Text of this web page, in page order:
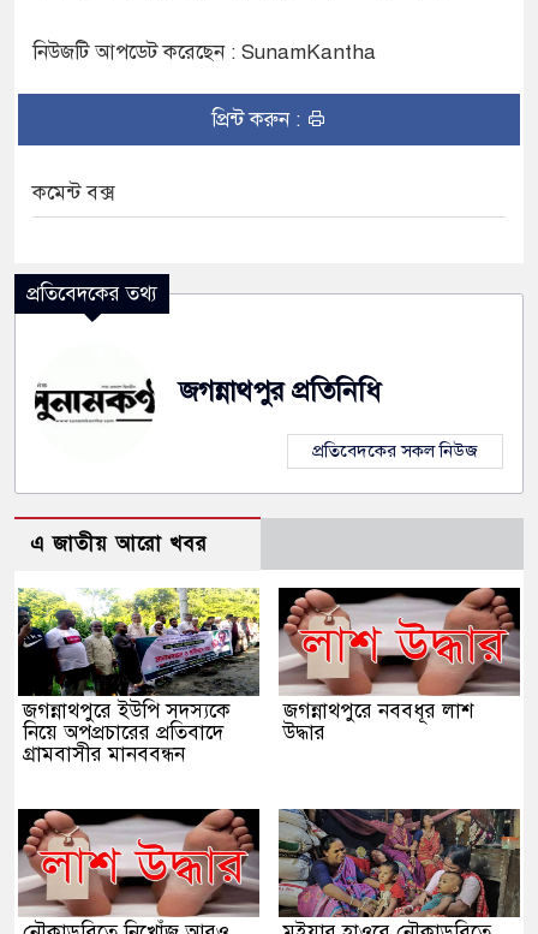
নিউজটি আপডেট করেছেন : SunamKantha
প্রিন্ট করুন :
কমেন্ট বক্স
প্রতিবেদকের তথ্য
জগন্নাথপুর প্রতিনিধি
প্রতিবেদকের সকল নিউজ
এ জাতীয় আরো খবর
জগন্নাথপুরে ইউপি সদস্যকে
নিয়ে অপপ্রচারের প্রতিবাদে
গ্রামবাসীর মানববন্ধন
জগন্নাথপুরে নববধূর লাশ
উদ্ধার